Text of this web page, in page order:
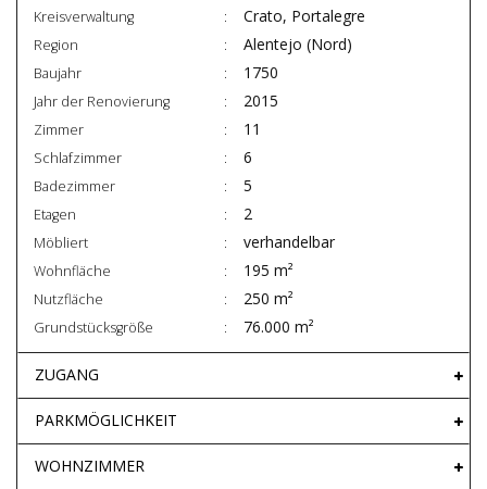
Kreisverwaltung Crato, Portalegre
Region Alentejo (Nord)
Baujahr 1750
Jahr der Renovierung 2015
Zimmer 11
Schlafzimmer 6
Badezimmer 5
Etagen 2
Möbliert verhandelbar
Wohnfläche 195 m²
Nutzfläche 250 m²
Grundstücksgröße 76.000 m²
ZUGANG
PARKMÖGLICHKEIT
WOHNZIMMER